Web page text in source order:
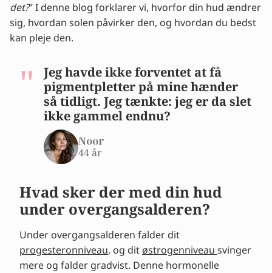
det?” I denne blog forklarer vi, hvorfor din hud ændrer
sig, hvordan solen påvirker den, og hvordan du bedst
kan pleje den.
Jeg havde ikke forventet at få
pigmentpletter på mine hænder
så tidligt. Jeg tænkte: jeg er da slet
ikke gammel endnu?
Noor
44 år
Hvad sker der med din hud
under overgangsalderen?
Under overgangsalderen falder dit
progesteronniveau, og dit østrogenniveau svinger
mere og falder gradvist. Denne hormonelle